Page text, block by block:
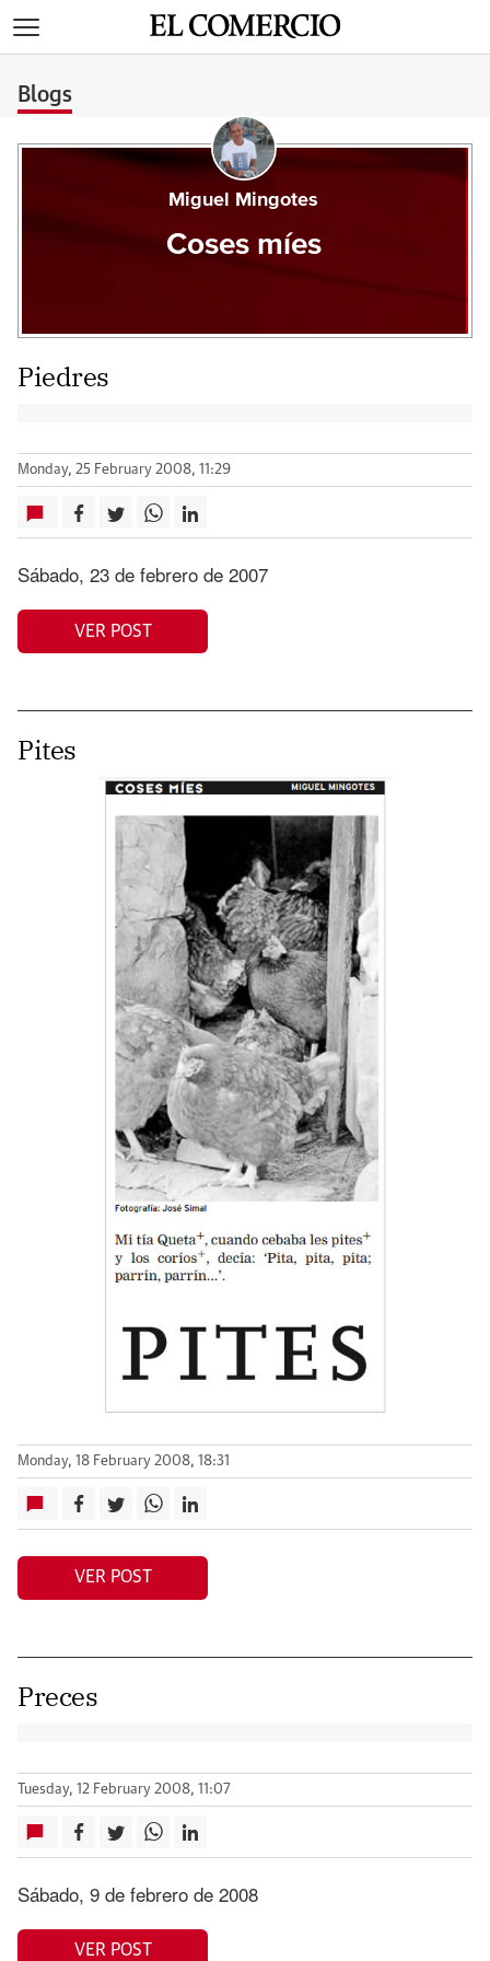
Blogs
Miguel Mingotes
Coses míes
Piedres
Monday, 25 February 2008, 11:29
Sábado, 23 de febrero de 2007
VER POST
Pites
Monday, 18 February 2008, 18:31
VER POST
Preces
Tuesday, 12 February 2008, 11:07
Sábado, 9 de febrero de 2008
VER POST